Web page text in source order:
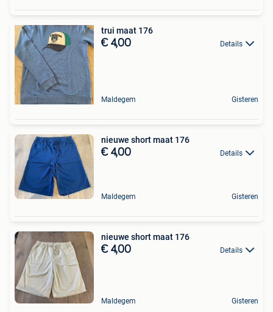
trui maat 176
€ 4,00 Details
Maldegem Gisteren
nieuwe short maat 176
€ 4,00 Details
Maldegem Gisteren
nieuwe short maat 176
€ 4,00 Details
Maldegem Gisteren